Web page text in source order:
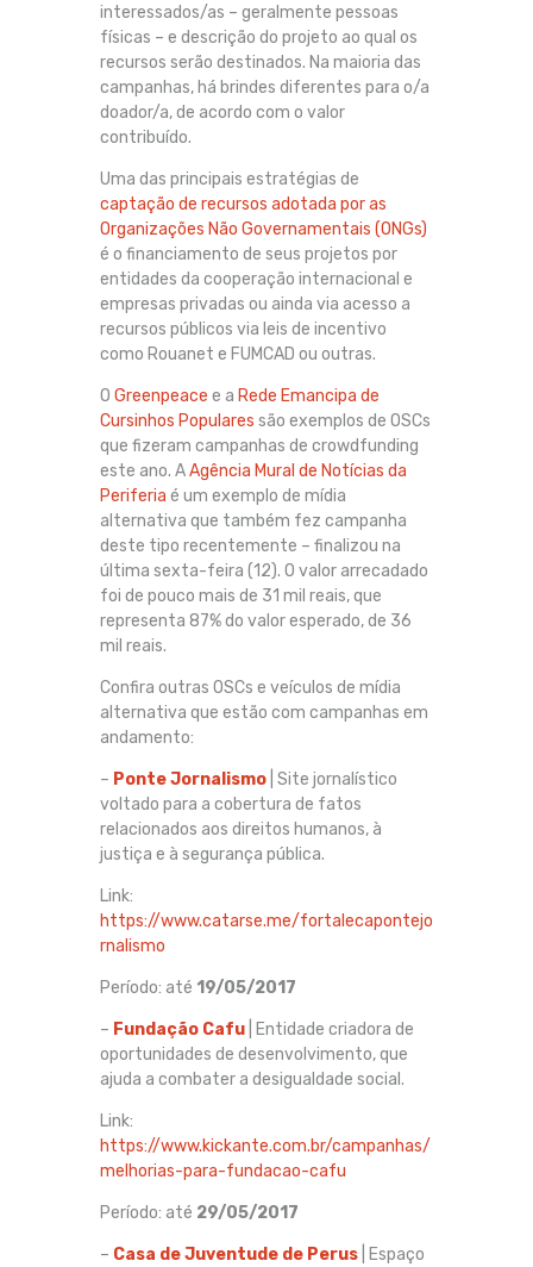
interessados/as – geralmente pessoas
físicas – e descrição do projeto ao qual os
recursos serão destinados. Na maioria das
campanhas, há brindes diferentes para o/a
doador/a, de acordo com o valor
contribuído.
Uma das principais estratégias de
captação de recursos adotada por as
Organizações Não Governamentais (ONGs)
é o financiamento de seus projetos por
entidades da cooperação internacional e
empresas privadas ou ainda via acesso a
recursos públicos via leis de incentivo
como Rouanet e FUMCAD ou outras.
O Greenpeace e a Rede Emancipa de
Cursinhos Populares são exemplos de OSCs
que fizeram campanhas de crowdfunding
este ano. AAgência Mural de Notícias da
Periferia é um exemplo de mídia
alternativa que também fez campanha
deste tipo recentemente – finalizou na
última sexta-feira (12). O valor arrecadado
foi de pouco mais de 31 mil reais, que
representa 87% do valor esperado, de 36
mil reais.
Confira outras OSCs e veículos de mídia
alternativa que estão com campanhas em
andamento:
– Ponte Jornalismo | Site jornalístico
voltado para a cobertura de fatos
relacionados aos direitos humanos, à
justiça e à segurança pública.
Link:
https://www.catarse.me/fortalecapontejo
rnalismo
Período: até 19/05/2017
– Fundação Cafu | Entidade criadora de
oportunidades de desenvolvimento, que
ajuda a combater a desigualdade social.
Link:
https://www.kickante.com.br/campanhas/
melhorias-para-fundacao-cafu
Período: até 29/05/2017
– Casa de Juventude de Perus | Espaço